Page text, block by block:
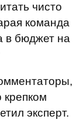
чисто
команда
в бюджет на
эксперт.